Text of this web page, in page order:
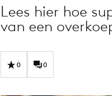
Lees hier hoe
van een
0 0